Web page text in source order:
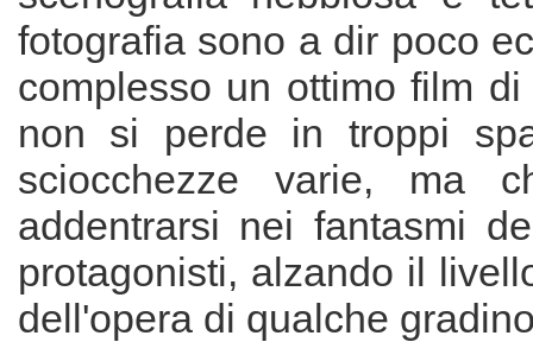
fotografia sono a dir poco
complesso un ottimo film
non si perde in troppi
sciocchezze varie, ma
addentrarsi nei fantasmi
protagonisti, alzando il
dell'opera di qualche